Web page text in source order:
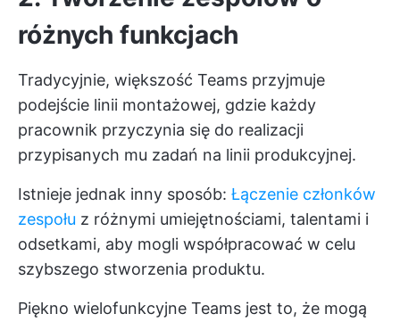
różnych funkcjach
Tradycyjnie, większość Teams przyjmuje
podejście linii montażowej, gdzie każdy
pracownik przyczynia się do realizacji
przypisanych mu zadań na linii produkcyjnej.
Istnieje jednak inny sposób: Łączenie członków
zespołu z różnymi umiejętnościami, talentami i
odsetkami, aby mogli współpracować w celu
szybszego stworzenia produktu.
Piękno wielofunkcyjne Teams jest to, że mogą